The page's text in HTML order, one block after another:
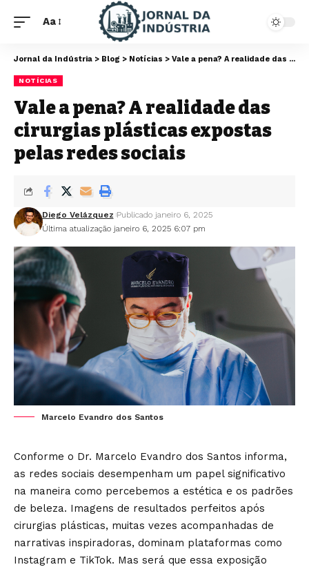
Aa
Jornal da Indústria > Blog > Notícias > Vale a pena? A realidade das cirurgias plásticas expostas pelas redes sociais
NOTÍCIAS
Vale a pena? A realidade das
cirurgias plásticas expostas
pelas redes sociais
Última atualização janeiro 6, 2025 6:07 pm
Diego Velázquez Publicado janeiro 6, 2025
Marcelo Evandro dos Santos
Conforme o Dr. Marcelo Evandro dos Santos informa,
as redes sociais desempenham um papel significativo
na maneira como percebemos a estética e os padrões
de beleza. Imagens de resultados perfeitos após
cirurgias plásticas, muitas vezes acompanhadas de
narrativas inspiradoras, dominam plataformas como
Instagram e TikTok. Mas será que essa exposição